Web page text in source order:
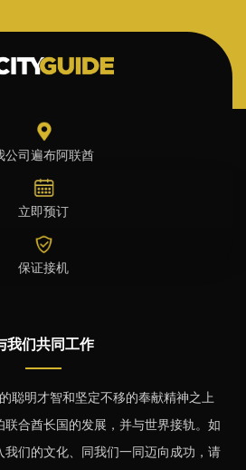
公司遍布阿联酋
立即预订
保证接机
我们共同工作
聪明才智和坚定不移的奉献精神之上
合酋长国的发展，并与世界接轨。如
们的文化、同我们一同迈向成功，请